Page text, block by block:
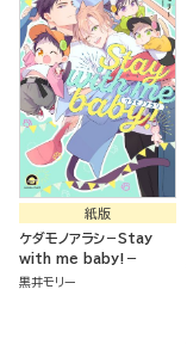
紙版
ケダモノアラシ－Stay
with me baby!－
黒井モリー